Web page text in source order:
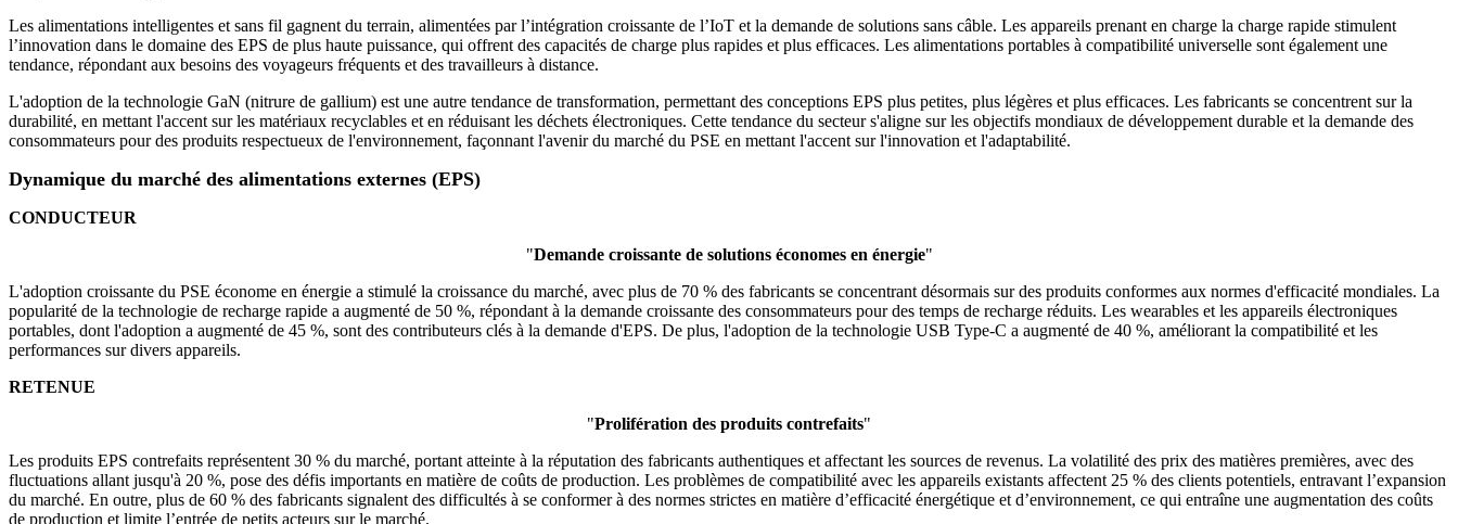
Les alimentations intelligentes et sans fil gagnent du terrain, alimentées par l’intégration croissante de l’IoT et la demande de solutions sans câble. Les appareils prenant en charge la charge rapide stimulent
l’innovation dans le domaine des EPS de plus haute puissance, qui offrent des capacités de charge plus rapides et plus efficaces. Les alimentations portables à compatibilité universelle sont également une
tendance, répondant aux besoins des voyageurs fréquents et des travailleurs à distance.
L'adoption de la technologie GaN (nitrure de gallium) est une autre tendance de transformation, permettant des conceptions EPS plus petites, plus légères et plus efficaces. Les fabricants se concentrent sur la
durabilité, en mettant l'accent sur les matériaux recyclables et en réduisant les déchets électroniques. Cette tendance du secteur s'aligne sur les objectifs mondiaux de développement durable et la demande des
consommateurs pour des produits respectueux de l'environnement, façonnant l'avenir du marché du PSE en mettant l'accent sur l'innovation et l'adaptabilité.
Dynamique du marché des alimentations externes (EPS)
CONDUCTEUR
"Demande croissante de solutions économes en énergie"
L'adoption croissante du PSE économe en énergie a stimulé la croissance du marché, avec plus de 70 % des fabricants se concentrant désormais sur des produits conformes aux normes d'efficacité mondiales. La
popularité de la technologie de recharge rapide a augmenté de 50 %, répondant à la demande croissante des consommateurs pour des temps de recharge réduits. Les wearables et les appareils électroniques
portables, dont l'adoption a augmenté de 45 %, sont des contributeurs clés à la demande d'EPS. De plus, l'adoption de la technologie USB Type-C a augmenté de 40 %, améliorant la compatibilité et les
performances sur divers appareils.
RETENUE
"Prolifération des produits contrefaits"
Les produits EPS contrefaits représentent 30 % du marché, portant atteinte à la réputation des fabricants authentiques et affectant les sources de revenus. La volatilité des prix des matières premières, avec des
fluctuations allant jusqu'à 20 %, pose des défis importants en matière de coûts de production. Les problèmes de compatibilité avec les appareils existants affectent 25 % des clients potentiels, entravant l’expansion
du marché. En outre, plus de 60 % des fabricants signalent des difficultés à se conformer à des normes strictes en matière d’efficacité énergétique et d’environnement, ce qui entraîne une augmentation des coûts
de production et limite l’entrée de petits acteurs sur le marché.